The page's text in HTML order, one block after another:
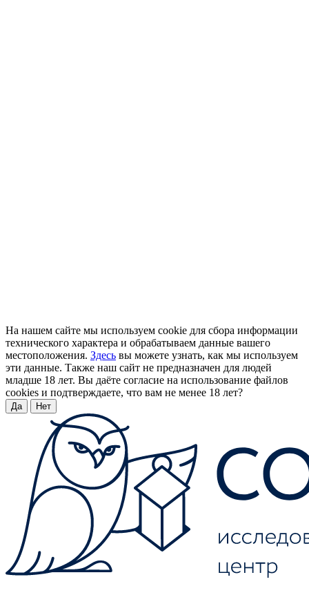
На нашем сайте мы используем cookie для сбора информации
технического характера и обрабатываем данные вашего
местоположения. Здесь вы можете узнать, как мы используем
эти данные. Также наш сайт не предназначен для людей
младше 18 лет. Вы даёте согласие на использование файлов
cookies и подтверждаете, что вам не менее 18 лет?
Да Нет